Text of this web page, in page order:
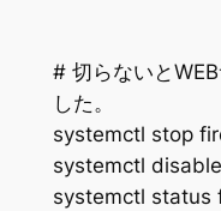
# 切らないと
した。
systemctl stop
systemctl
systemctl status